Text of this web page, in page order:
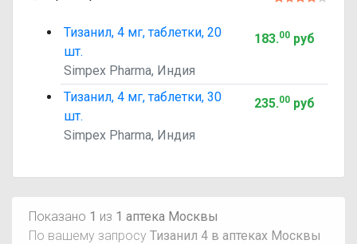
Тизанил, 4 мг, таблетки, 20
шт.
Simpex Pharma, Индия
183.00руб
Тизанил, 4 мг, таблетки, 30
шт.
Simpex Pharma, Индия
235.00руб
Показано 1 из 1 аптека Москвы
По вашему запросу Тизанил 4 в аптеках Москвы